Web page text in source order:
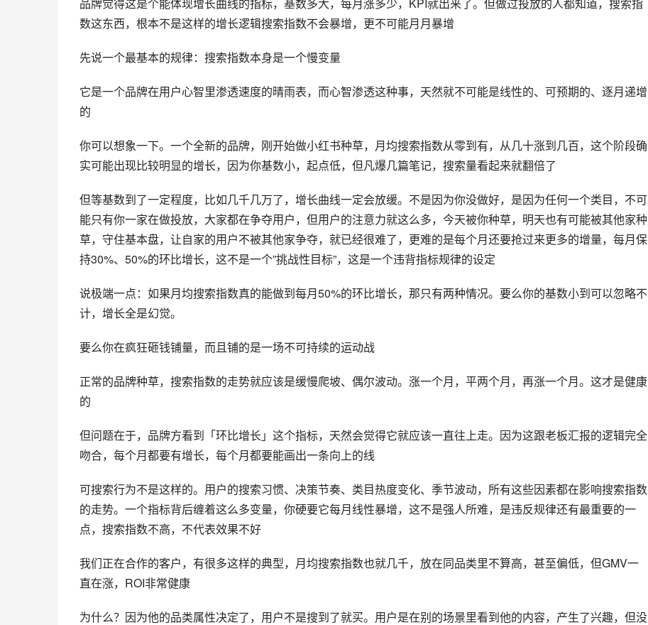
数这东西，根本不是这样的增长逻辑搜索指数不会暴增，更不可能月月暴增
先说一个最基本的规律：搜索指数本身是一个慢变量
它是一个品牌在用户心智里渗透速度的晴雨表，而心智渗透这种事，天然就不可能是线性的、可预期的、逐月递增
的
你可以想象一下。一个全新的品牌，刚开始做小红书种草，月均搜索指数从零到有，从几十涨到几百，这个阶段确
实可能出现比较明显的增长，因为你基数小，起点低，但凡爆几篇笔记，搜索量看起来就翻倍了
但等基数到了一定程度，比如几千几万了，增长曲线一定会放缓。不是因为你没做好，是因为任何一个类目，不可
能只有你一家在做投放，大家都在争夺用户，但用户的注意力就这么多，今天被你种草，明天也有可能被其他家种
草，守住基本盘，让自家的用户不被其他家争夺，就已经很难了，更难的是每个月还要抢过来更多的增量，每月保
持30%、50%的环比增长，这不是一个”挑战性目标”，这是一个违背指标规律的设定
说极端一点：如果月均搜索指数真的能做到每月50%的环比增长，那只有两种情况。要么你的基数小到可以忽略不
计，增长全是幻觉。
要么你在疯狂砸钱铺量，而且铺的是一场不可持续的运动战
正常的品牌种草，搜索指数的走势就应该是缓慢爬坡、偶尔波动。涨一个月，平两个月，再涨一个月。这才是健康
的
但问题在于，品牌方看到「环比增长」这个指标，天然会觉得它就应该一直往上走。因为这跟老板汇报的逻辑完全
吻合，每个月都要有增长，每个月都要能画出一条向上的线
可搜索行为不是这样的。用户的搜索习惯、决策节奏、类目热度变化、季节波动，所有这些因素都在影响搜索指数
的走势。一个指标背后缠着这么多变量，你硬要它每月线性暴增，这不是强人所难，是违反规律还有最重要的一
点，搜索指数不高，不代表效果不好
我们正在合作的客户，有很多这样的典型，月均搜索指数也就几千，放在同品类里不算高，甚至偏低，但GMV一
直在涨，ROI非常健康
为什么？因为他的品类属性决定了，用户不是搜到了就买。用户是在别的场景里看到他的内容，产生了兴趣，但没